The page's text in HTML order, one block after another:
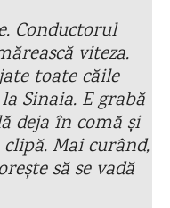
Conductorul
viteza.
toate căile
Sinaia. E grabă
deja în comă și
Mai curând,
să se vadă